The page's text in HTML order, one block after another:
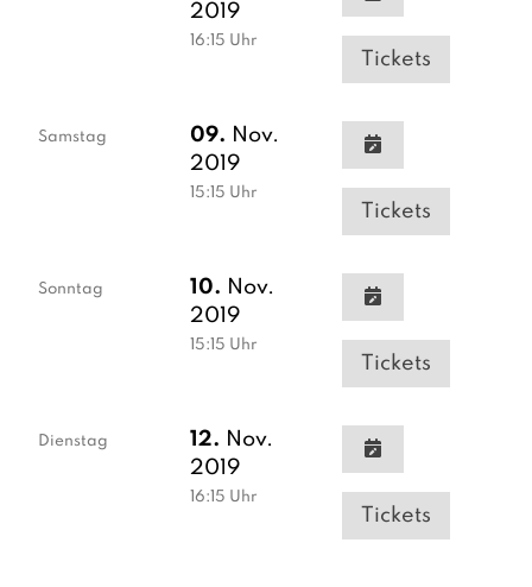
2019
16:15 Uhr
Tickets
Samstag 09. Nov.
2019
15:15 Uhr
Tickets
Sonntag 10. Nov.
2019
15:15 Uhr
Tickets
Dienstag 12. Nov.
2019
16:15 Uhr
Tickets